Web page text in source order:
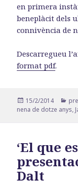
en primera
beneplàcit dels
connivència de
Descarregueu
format pdf.
Publicat
el
15/2/2014
nena de dotze anys,
‘El que
Dalt